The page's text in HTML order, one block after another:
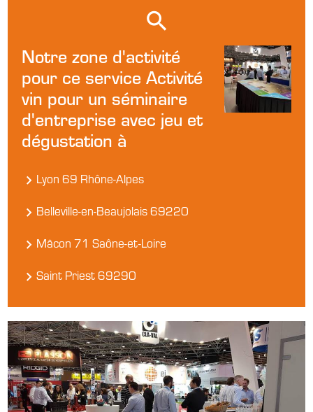
Notre zone d'activité
pour ce service Activité
vin pour un séminaire
d'entreprise avec jeu et
dégustation à
Lyon 69 Rhône-Alpes
Belleville-en-Beaujolais 69220
Mâcon 71 Saône-et-Loire
Saint Priest 69290